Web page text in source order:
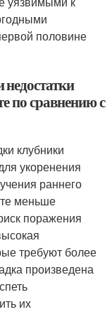
половине
по сравнению с
клубники
укоренения
раннего
меньше
поражения
требуют более
произведена
их